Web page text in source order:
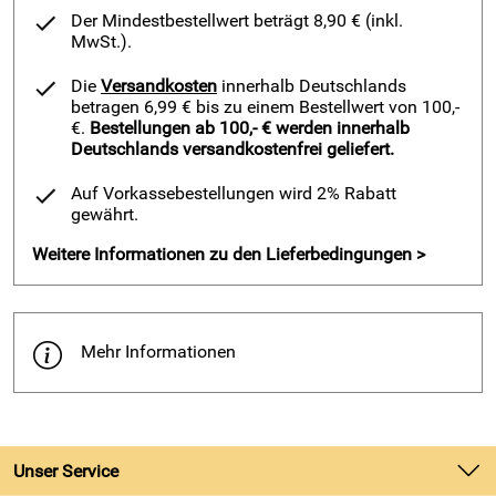
Engelshase als Baby - Spieluhr von Trousselier – der
perfekte Begleiter für Ihr Baby
Dieser liebevoll gestaltete Engelshase ist nicht nur ein treuer
Freund zum Schmusen, sondern auch ein beruhigender
Einschlafhelfer. Die sanfte Melodie und das weiche Material
machen ihn zum idealen Geschenk zur Geburt oder Taufe.
Details wird er schnell zum unverzichtbaren Begleiter für Ihr
Technische Daten / Eigenschaften – Engelshase von
Trousselier
Material: Zart weiches Frottee
Pflegehinweis: Waschbar bei 30 °C (Musiklaufwerk vorher
entnehmen)
Der Mindestbestellwert beträgt 8,90 € (inkl.
MwSt.).
Die Versandkosten innerhalb Deutschlands
betragen 6,99 € bis zu einem Bestellwert von 100,-
€. Bestellungen ab 100,- € werden innerhalb
Deutschlands versandkostenfrei geliefert.
Auf Vorkassebestellungen wird 2% Rabatt
gewährt.
Weitere Informationen zu den Lieferbedingungen >
Mehr Informationen
Unser Service